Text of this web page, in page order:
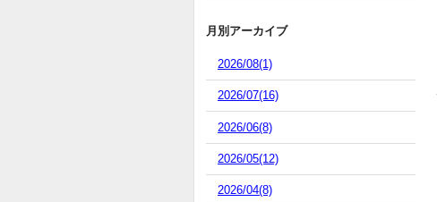
月別アーカイブ
2026/08(1)
2026/07(16)
2026/06(8)
2026/05(12)
2026/04(8)